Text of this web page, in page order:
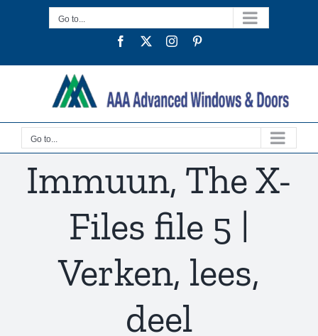
Go to...
Facebook
TwitterInstagram
Go to...
Immuun, The X-
Files file 5 |
Verken, lees,
deel